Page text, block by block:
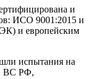
и
ИСО 9001:2015 и
и европейским
испытания на
ВС РФ,